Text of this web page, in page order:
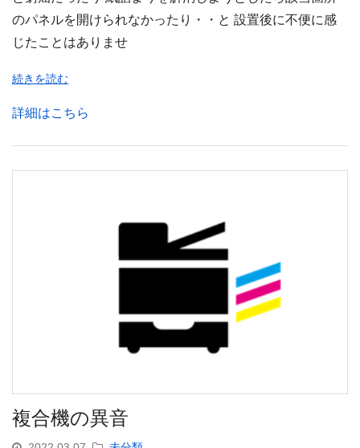
のパネルを開けられなかったり・・と 設置後に不便に感
じたことはありませ
続きを読む
詳細はこちら
複合機の異音